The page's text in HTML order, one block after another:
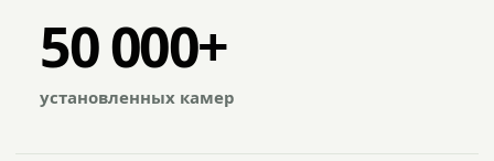
50 000+
установленных камер